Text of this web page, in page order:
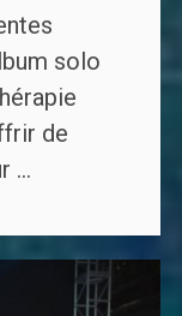
solo
de
...